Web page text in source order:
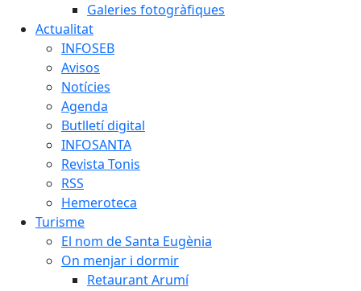
Galeries fotogràfiques
Actualitat
INFOSEB
Avisos
Notícies
Agenda
Butlletí digital
INFOSANTA
Revista Tonis
RSS
Hemeroteca
Turisme
El nom de Santa Eugènia
On menjar i dormir
Retaurant Arumí